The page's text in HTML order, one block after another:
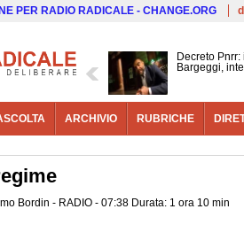
PER RADIO RADICALE - CHANGE.ORG
Decreto
Bargeggi,
ARCHIVIO RUBRICHE
Bordin - RADIO - 07:38 Durata: 1 ora 10 min